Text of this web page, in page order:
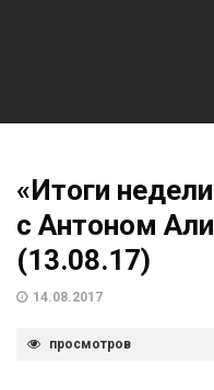
«Итоги
с Антоном
(13.08.17)
14.08.2017
просмотров